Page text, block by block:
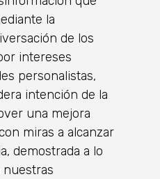
la
de los
intereses
personalistas,
intención de la
una mejora
miras a alcanzar
demostrada a lo
nuestras